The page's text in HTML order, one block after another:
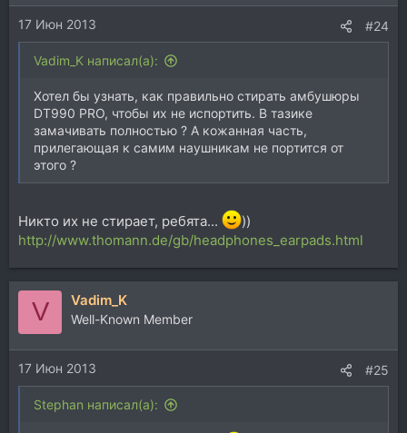
17 Июн 2013 #24
Vadim_K написал(а):
Хотел бы узнать, как правильно стирать амбушюры
DT990 PRO, чтобы их не испортить. В тазике
замачивать полностью ? А кожанная часть,
прилегающая к самим наушникам не портится от
этого ?
Никто их не стирает, ребята...
))
http://www.thomann.de/gb/headphones_earpads.html
V Vadim_K
Well-Known Member
17 Июн 2013 #25
Stephan написал(а):